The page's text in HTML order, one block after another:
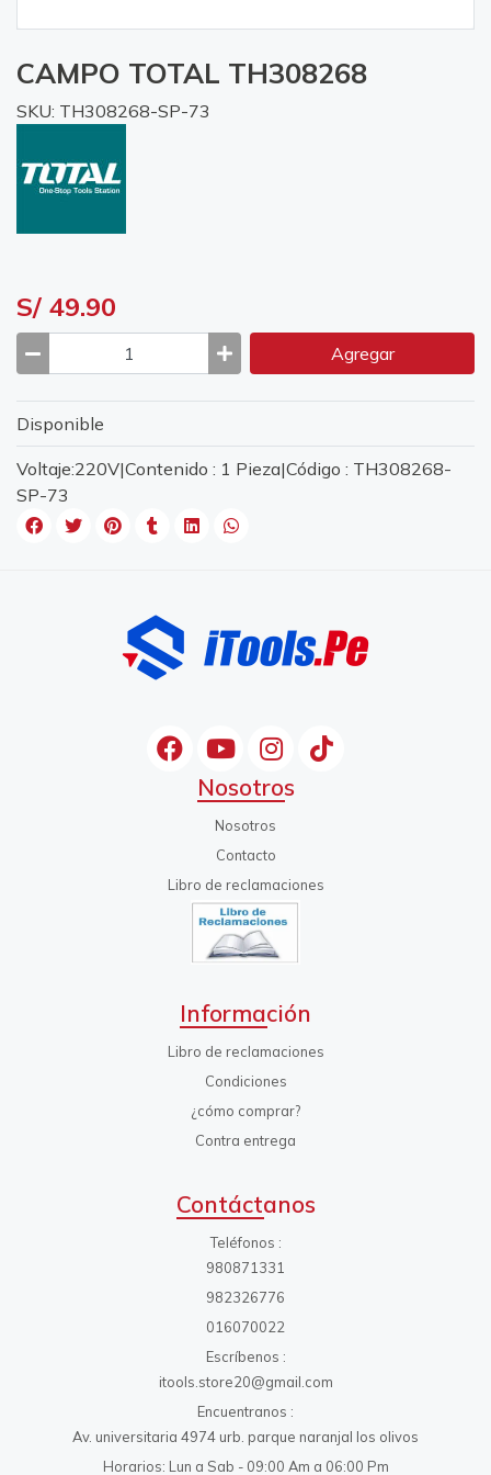
CAMPO TOTAL TH308268
SKU: TH308268-SP-73
S/ 49.90
Agregar
Disponible
Voltaje:220V|Contenido : 1 Pieza|Código : TH308268-
SP-73
Nosotros
Nosotros
Contacto
Libro de reclamaciones
Información
Libro de reclamaciones
Condiciones
¿cómo comprar?
Contra entrega
Contáctanos
Teléfonos
980871331
982326776
016070022
Escríbenos
itools.store20@gmail.com
Encuentranos
Av. universitaria 4974 urb. parque naranjal los olivos
Horarios: Lun a Sab - 09:00 Am a 06:00 Pm